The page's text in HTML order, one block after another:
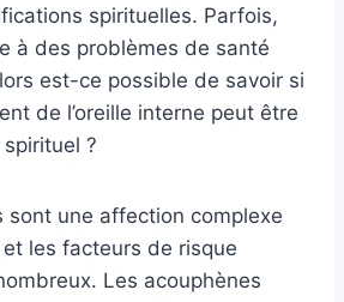
spirituelles. Parfois,
à des problèmes de santé
est-ce possible de savoir si
de l’oreille interne peut être
spirituel ?
sont une affection complexe
les facteurs de risque
Les acouphènes